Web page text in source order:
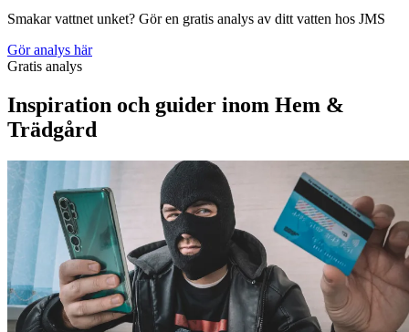
Smakar vattnet unket? Gör en gratis analys av ditt vatten hos JMS
Gör analys här
Gratis analys
Inspiration och guider inom Hem &
Trädgård